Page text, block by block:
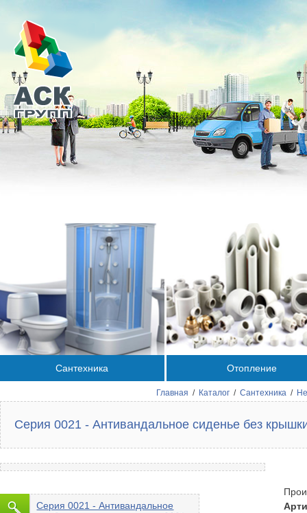
Сантехника Отопление
Главная / Каталог / Сантехника /
Серия 0021 - Антивандальное сиденье без